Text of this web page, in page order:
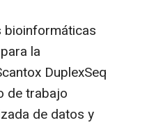
bioinformáticas
la
DuplexSeq
de trabajo
de datos y